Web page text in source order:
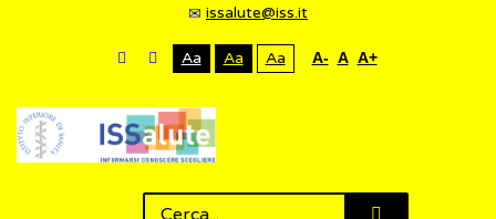
issalute@iss.it
Aa Aa Aa A- A A+